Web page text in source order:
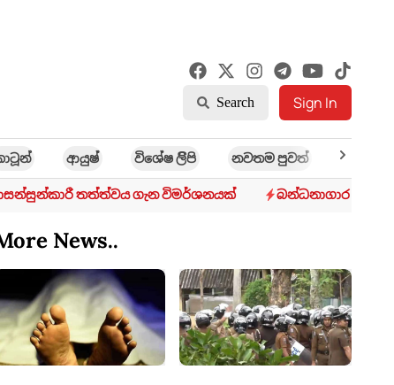
Search Sign In
ආයුෂ් විශේෂ ලිිපි නවතම පුවත් ක්‍රී​ඩා
තත්ත්වය ගැන විමර්ශනයක් බන්ධනාගාර
News..